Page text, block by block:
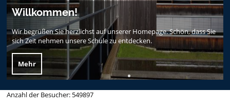
Willkommen!
Wir begrüßen Sie herzlichst auf unserer Homepage. Schön, dass Sie
sich Zeit nehmen unsere Schule zu entdecken.
Mehr
Anzahl der Besucher: 549897